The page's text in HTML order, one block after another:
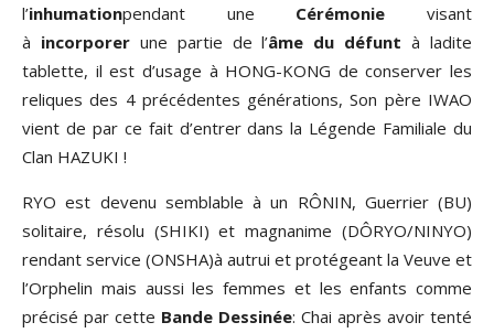
l’inhumationpendant une Cérémonie visant
à incorporerune partie de l’âme du défunt à ladite
tablette, il est d’usage à HONG-KONG de conserver les
reliques des 4 précédentes générations, Son père IWAO
vient de par ce fait d’entrer dans la Légende Familiale du
Clan HAZUKI !
RYO est devenu semblable à un RÔNIN, Guerrier (BU)
solitaire, résolu (SHIKI) et magnanime (DÔRYO/NINYO)
rendant service (ONSHA)à autrui et protégeant la Veuve et
l’Orphelin mais aussi les femmes et les enfants comme
précisé par cette Bande Dessinée: Chai après avoir tenté